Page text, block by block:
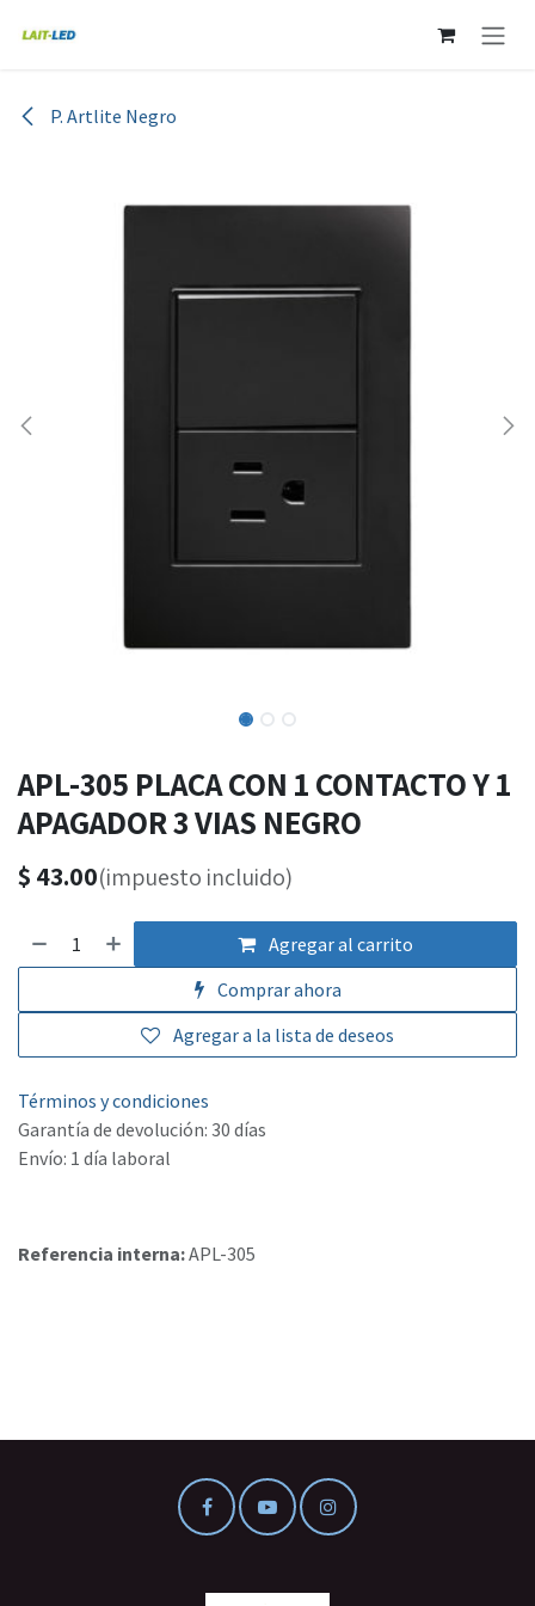
P. Artlite Negro
APL-305 PLACA CON 1 CONTACTO Y 1
APAGADOR 3 VIAS NEGRO
$ 43.00(impuesto incluido)
Agregar al carrito
Comprar ahora
Agregar a la lista de deseos
Términos y condiciones
Garantía de devolución: 30 días
Envío: 1 día laboral
Referencia interna:APL-305